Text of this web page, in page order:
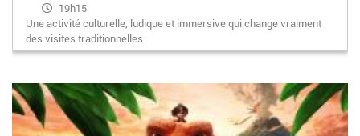
19h15
Une activité culturelle, ludique et immersive qui change vraiment
des visites traditionnelles.